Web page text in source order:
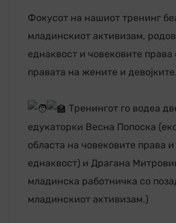
Фокусот на нашиот тренинг
младинскиот активизам,
еднаквост и човековите права
правата на жените и девојките.
Тренингот го водеа
едукаторки Весна Попоска
областа на човековите права
еднаквост) и Драгана
младинска работничка со
младинскиот активизам.)